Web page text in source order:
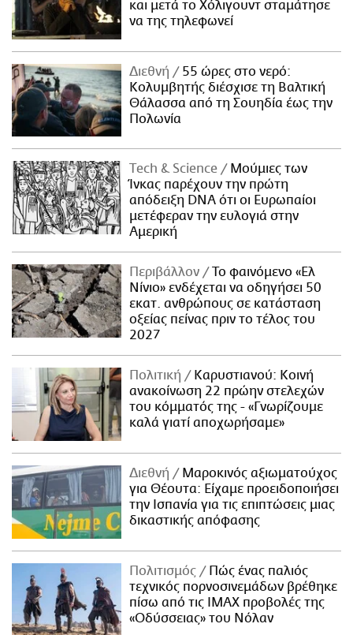
και μετά το Χόλιγουντ σταμάτησε
να της τηλεφωνεί
Διεθνή
55 ώρες στο νερό:
Κολυμβητής διέσχισε τη Βαλτική
Θάλασσα από τη Σουηδία έως την
Πολωνία
Τech & Science
Μούμιες των
Ίνκας παρέχουν την πρώτη
απόδειξη DNA ότι οι Ευρωπαίοι
μετέφεραν την ευλογιά στην
Αμερική
Περιβάλλον
Το φαινόμενο «Ελ
Νίνιο» ενδέχεται να οδηγήσει 50
εκατ. ανθρώπους σε κατάσταση
οξείας πείνας πριν το τέλος του
2027
Πολιτική
Καρυστιανού: Κοινή
ανακοίνωση 22 πρώην στελεχών
του κόμματός της - «Γνωρίζουμε
καλά γιατί αποχωρήσαμε»
Διεθνή
Μαροκινός αξιωματούχος
για Θέουτα: Είχαμε προειδοποιήσει
την Ισπανία για τις επιπτώσεις μιας
δικαστικής απόφασης
Πολιτισμός
Πώς ένας παλιός
τεχνικός πορνοσινεμάδων βρέθηκε
πίσω από τις IMAX προβολές της
«Οδύσσειας» του Νόλαν